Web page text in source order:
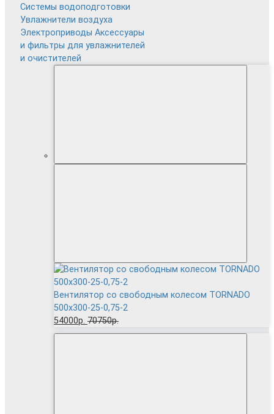
Системы водоподготовки
Увлажнители воздуха
Электроприводы Аксессуары
и фильтры для увлажнителей
и очистителей
Вентилятор cо свободным колесом TORNADO
500x300-25-0,75-2
54000р. 70750р.